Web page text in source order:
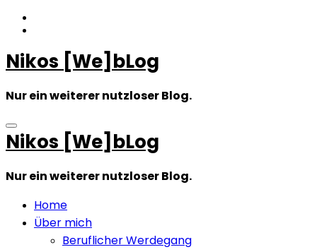
Zum
Inhalt
Nikos [We]bLog
Nur ein weiterer nutzloser Blog.
Nikos [We]bLog
Nur ein weiterer nutzloser Blog.
Home
Über mich
Beruflicher Werdegang